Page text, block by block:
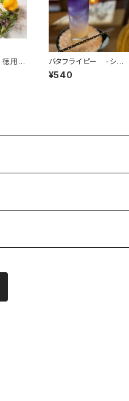
徳用
バタフライピー -シン
グルハーブ-
¥540